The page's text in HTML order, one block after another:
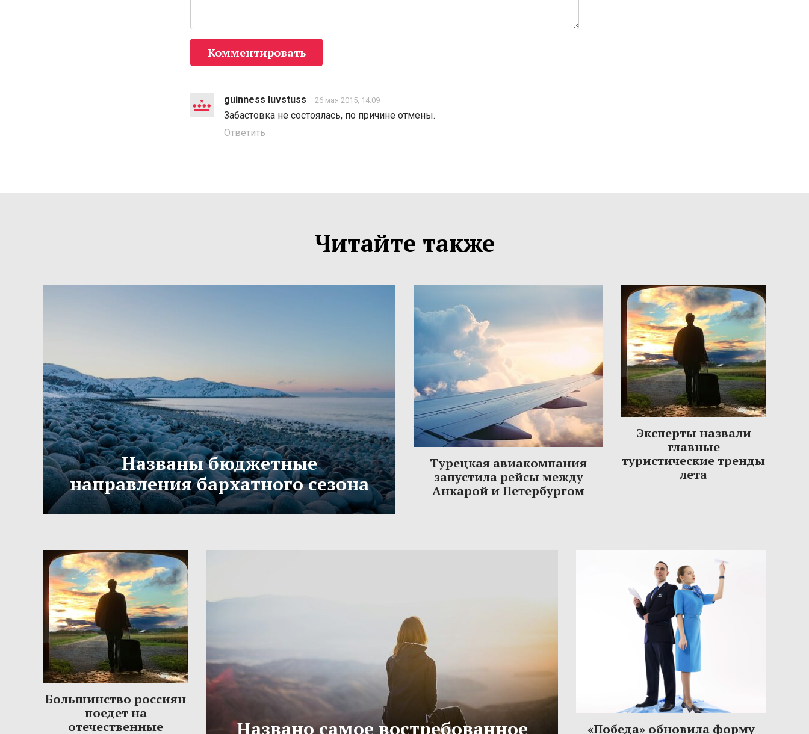
Комментировать
guinness luvstuss 26 мая 2015, 14:09
Забастовка не состоялась, по причине отмены.
Ответить
Читайте также
Названы бюджетные
направления бархатного сезона
Турецкая авиакомпания
запустила рейсы между
Анкарой и Петербургом
Эксперты назвали
главные
туристические тренды
лета
Большинство россиян
поедет на
отечественные
Названо самое востребованное «Победа» обновила форму